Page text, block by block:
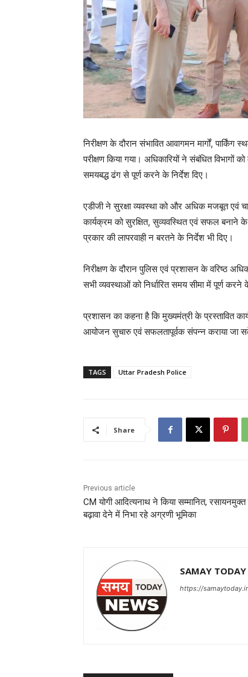
निरीक्षण के दौरान संभावित आवागमन मार्गों,
परीक्षण किया गया। अधिकारियों ने संबंधित
समयबद्ध ढंग से पूर्ण करने के निर्देश दिए।
एडीजी ने सुरक्षा व्यवस्था को और अधिक मजबूत एवं
कार्यक्रम को सुरक्षित, सुव्यवस्थित एवं सफल बनाने
प्रकार की लापरवाही न बरतने के निर्देश भी दिए।
निरीक्षण के दौरान पुलिस एवं प्रशासन के वरिष्ठ
सभी व्यवस्थाओं को निर्धारित समय सीमा में पूर्ण
प्रशासन का कहना है कि मुख्यमंत्री के प्रस्तावित
आयोजन सुचारु एवं सफलतापूर्वक संपन्न कराया जा
TAGS Uttar Pradesh Police
Share
Previous article
CM योगी आदित्यनाथ ने किया सम्मानित,
बढ़ावा देने में निभा रहे अग्रणी भूमिका
SAMAY TODAY
https://